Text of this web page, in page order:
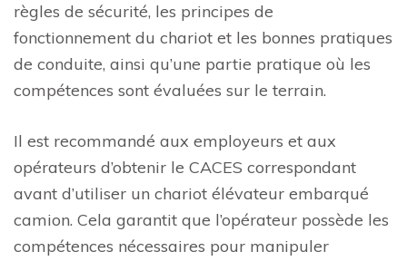
règles de sécurité, les principes de
fonctionnement du chariot et les bonnes pratiques
de conduite, ainsi qu’une partie pratique où les
compétences sont évaluées sur le terrain.
Il est recommandé aux employeurs et aux
opérateurs d’obtenir le CACES correspondant
avant d’utiliser un chariot élévateur embarqué
camion. Cela garantit que l’opérateur possède les
compétences nécessaires pour manipuler